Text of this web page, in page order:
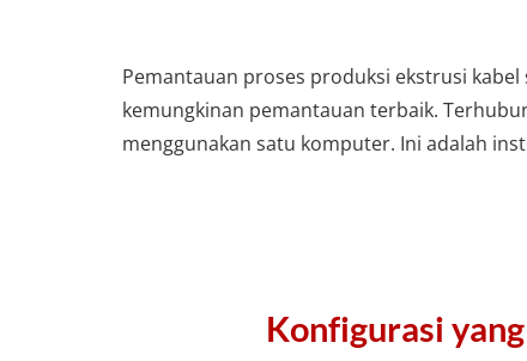
Pemantauan proses produksi ekstrusi
kemungkinan pemantauan terbaik.
menggunakan satu komputer. Ini adalah
Konfigurasi